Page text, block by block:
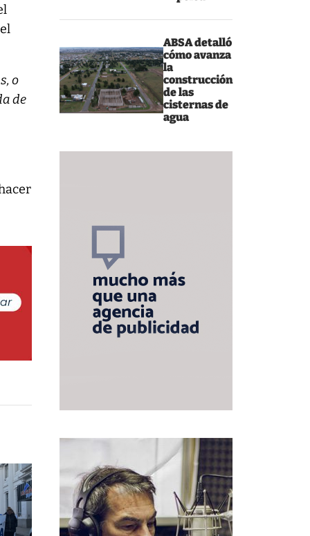
ABSA detalló
cómo avanza
la
construcción
de las
cisternas de
agua
o
de